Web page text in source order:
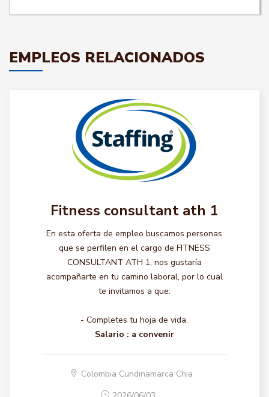
EMPLEOS RELACIONADOS
Fitness consultant ath 1
En esta oferta de empleo buscamos personas
que se perfilen en el cargo de FITNESS
CONSULTANT ATH 1, nos gustaría
acompañarte en tu camino laboral, por lo cual
te invitamos a que:
- Completes tu hoja de vida.
Salario : a convenir
Colombia Cundinamarca Chia